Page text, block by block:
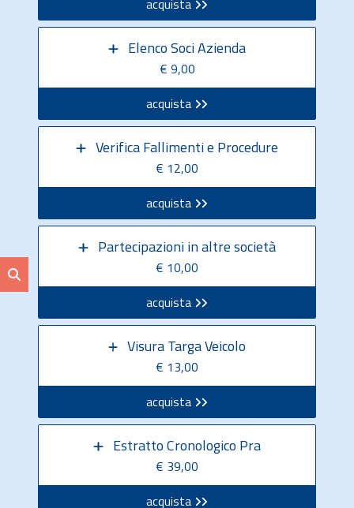
acquista
Elenco Soci Azienda
€ 9,00
acquista
Verifica Fallimenti e Procedure
€ 12,00
acquista
Partecipazioni in altre società
€ 10,00
acquista
Visura Targa Veicolo
€ 13,00
acquista
Estratto Cronologico Pra
€ 39,00
acquista